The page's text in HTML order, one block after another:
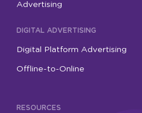
Advertising
DIGITAL ADVERTISING
Digital Platform Advertising
Offline-to-Online
RESOURCES